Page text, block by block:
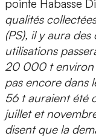
pointe Habasse
qualités
(PS), il y aura
utilisations
20 000 t environ
pas encore dans
56 t auraient été
juillet et
disent que la